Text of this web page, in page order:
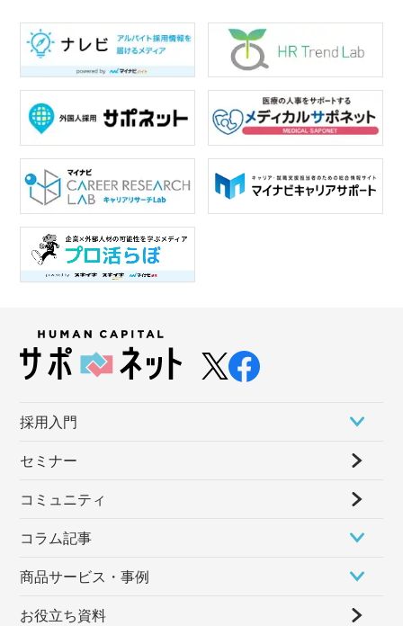
採⽤⼊⾨
セミナー
コミュニティ
コラム記事
商品サービス・事例
お役立ち資料